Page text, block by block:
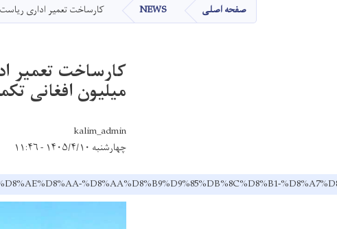
صفحه اصلی NEWS کارساخت تعمیر اداری ریاست فوایدعامه پکتیکا به
میلیون افغانی
kalim_admin
چهارشنبه ۱۴۰۵/۴/۱۰ - ۱۱:۴۶
%D8%AA%D8%B9%D9%85%DB%8C%D8%B1-